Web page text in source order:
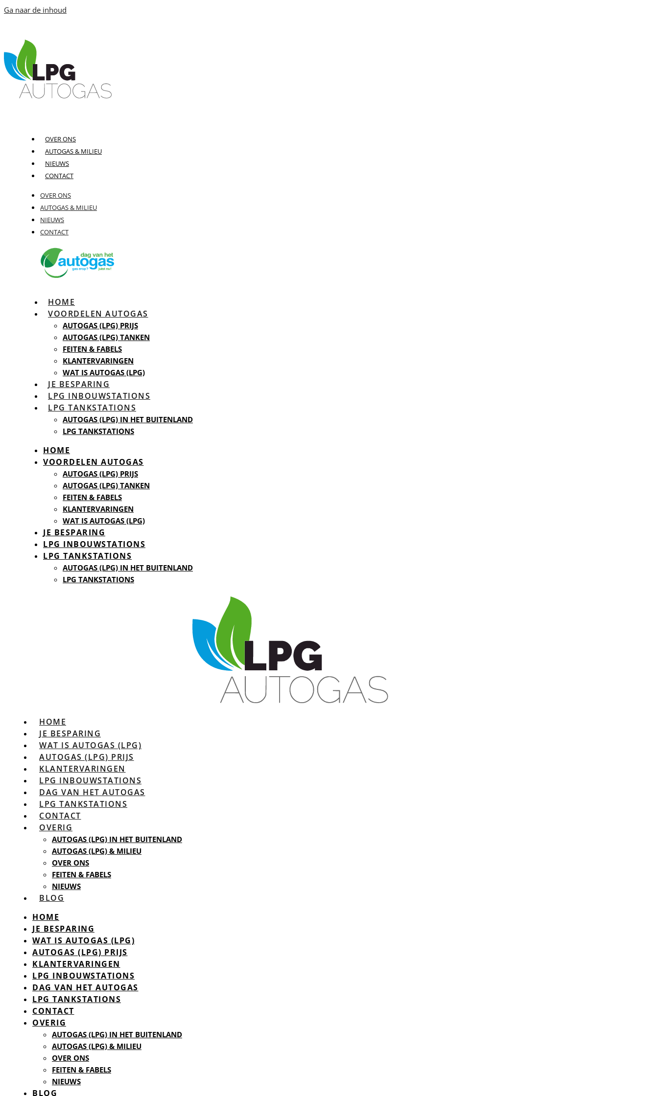
Ga naar de inhoud
OVER ONS
AUTOGAS & MILIEU
NIEUWS
CONTACT
OVER ONS
AUTOGAS & MILIEU
NIEUWS
CONTACT
HOME
VOORDELEN AUTOGAS
AUTOGAS (LPG) PRIJS
AUTOGAS (LPG) TANKEN
FEITEN & FABELS
KLANTERVARINGEN
WAT IS AUTOGAS (LPG)
JE BESPARING
LPG INBOUWSTATIONS
LPG TANKSTATIONS
AUTOGAS (LPG) IN HET BUITENLAND
LPG TANKSTATIONS
HOME
VOORDELEN AUTOGAS
AUTOGAS (LPG) PRIJS
AUTOGAS (LPG) TANKEN
FEITEN & FABELS
KLANTERVARINGEN
WAT IS AUTOGAS (LPG)
JE BESPARING
LPG INBOUWSTATIONS
LPG TANKSTATIONS
AUTOGAS (LPG) IN HET BUITENLAND
LPG TANKSTATIONS
HOME
JE BESPARING
WAT IS AUTOGAS (LPG)
AUTOGAS (LPG) PRIJS
KLANTERVARINGEN
LPG INBOUWSTATIONS
DAG VAN HET AUTOGAS
LPG TANKSTATIONS
CONTACT
OVERIG
AUTOGAS (LPG) IN HET BUITENLAND
AUTOGAS (LPG) & MILIEU
OVER ONS
FEITEN & FABELS
NIEUWS
BLOG
HOME
JE BESPARING
WAT IS AUTOGAS (LPG)
AUTOGAS (LPG) PRIJS
KLANTERVARINGEN
LPG INBOUWSTATIONS
DAG VAN HET AUTOGAS
LPG TANKSTATIONS
CONTACT
OVERIG
AUTOGAS (LPG) IN HET BUITENLAND
AUTOGAS (LPG) & MILIEU
OVER ONS
FEITEN & FABELS
NIEUWS
BLOG